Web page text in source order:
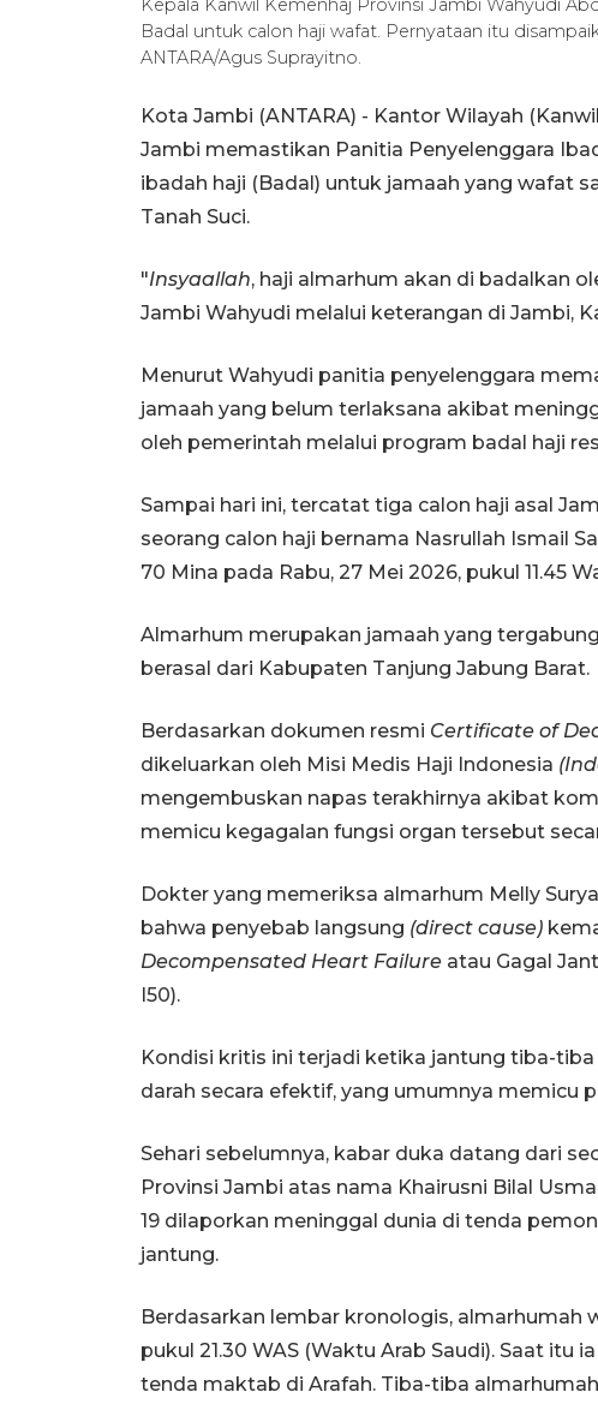
Kepala Kanwil Kemenhaj Provinsi Jambi Wahyudi
Badal untuk calon haji wafat. Pernyataan itu
ANTARA/Agus Suprayitno.
Kota Jambi (ANTARA) - Kantor Wilayah
Jambi memastikan Panitia Penyelenggara
ibadah haji (Badal) untuk jamaah yang wafat
Tanah Suci.
"Insyaallah, haji almarhum akan di badalkan
Jambi Wahyudi melalui keterangan di Jambi,
Menurut Wahyudi panitia penyelenggara
jamaah yang belum terlaksana akibat
oleh pemerintah melalui program badal haji
Sampai hari ini, tercatat tiga calon haji asal
seorang calon haji bernama Nasrullah Ismail
70 Mina pada Rabu, 27 Mei 2026, pukul 11.45
Almarhum merupakan jamaah yang
berasal dari Kabupaten Tanjung Jabung Barat.
Berdasarkan dokumen resmi Certificate of
dikeluarkan oleh Misi Medis Haji Indonesia
mengembuskan napas terakhirnya akibat
memicu kegagalan fungsi organ tersebut
Dokter yang memeriksa almarhum Melly
bahwa penyebab langsung (direct cause)
Decompensated Heart Failure atau Gagal
I50).
Kondisi kritis ini terjadi ketika jantung tiba-
darah secara efektif, yang umumnya memicu
Sehari sebelumnya, kabar duka datang dari
Provinsi Jambi atas nama Khairusni Bilal
19 dilaporkan meninggal dunia di tenda
jantung.
Berdasarkan lembar kronologis, almarhumah
pukul 21.30 WAS (Waktu Arab Saudi). Saat itu
tenda maktab di Arafah. Tiba-tiba